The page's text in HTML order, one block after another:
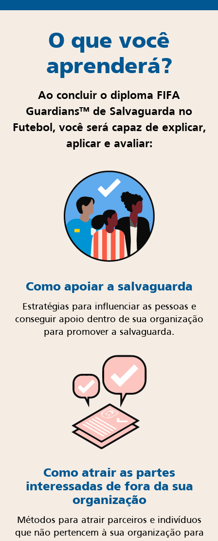
O que você
aprenderá?
Ao concluir o diploma FIFA
Guardians™ de Salvaguarda no
Futebol, você será capaz de explicar,
aplicar e avaliar:
Como apoiar a salvaguarda
Estratégias para influenciar as pessoas e
conseguir apoio dentro de sua organização
para promover a salvaguarda.
Como atrair as partes
interessadas de fora da sua
organização
Métodos para atrair parceiros e indivíduos
que não pertencem à sua organização para